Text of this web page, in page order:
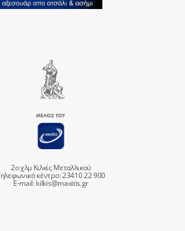
2ο χλμ Κιλκίς Μεταλλικού
κέντρο: 23410 22 900
E-mail:kilkis@maxitis.gr